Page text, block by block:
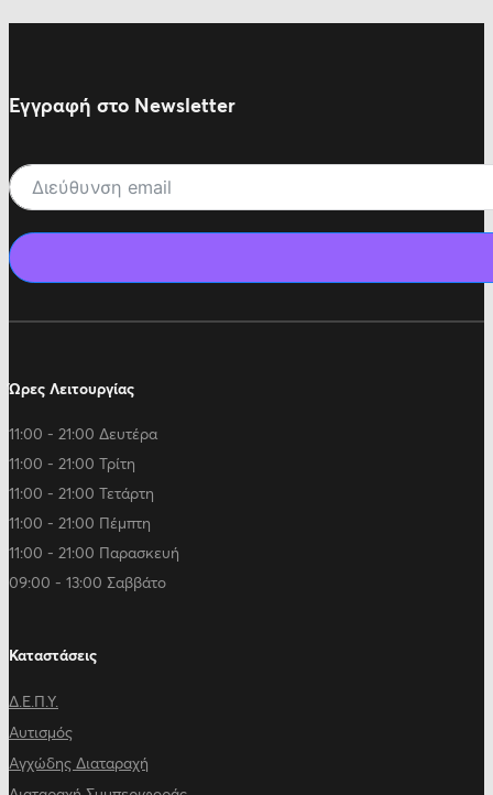
Εγγραφή στο Newsletter
Ώρες Λειτουργίας
11:00 - 21:00 Δευτέρα
11:00 - 21:00 Τρίτη
11:00 - 21:00 Τετάρτη
11:00 - 21:00 Πέμπτη
11:00 - 21:00 Παρασκευή
09:00 - 13:00 Σαββάτο
Καταστάσεις
Δ.Ε.Π.Υ.
Αυτισμός
Αγχώδης Διαταραχή